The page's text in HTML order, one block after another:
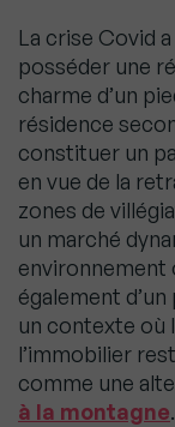
La crise Covid
posséder une
charme d’un
résidence
constituer un
en vue de la
zones de
un marché
environnement
également
un contexte où
l’immobilier
comme une
à la montagne.